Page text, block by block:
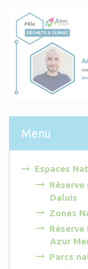
Menu
Espaces
Daluis
Zones
Azur
Parcs